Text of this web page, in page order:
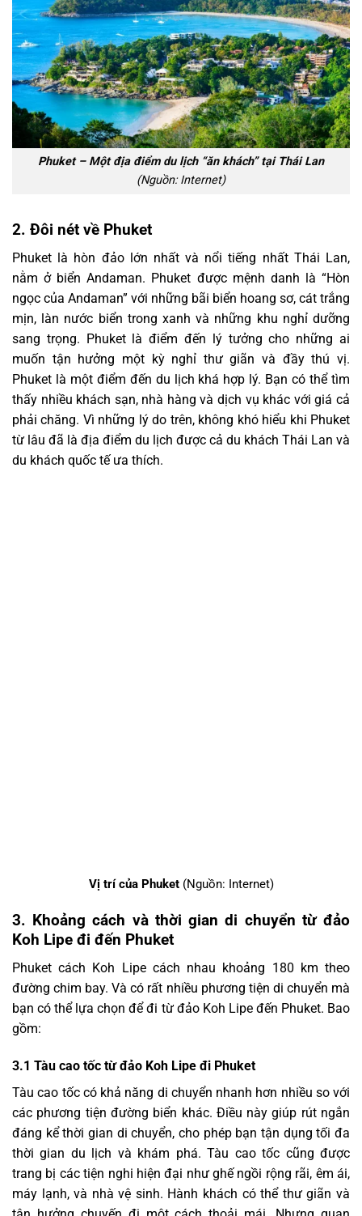
Phuket – Một địa điểm du lịch “ăn khách” tại Thái Lan
(Nguồn: Internet)
2. Đôi nét về Phuket
Phuket là hòn đảo lớn nhất và nổi tiếng nhất Thái Lan,
nằm ở biển Andaman. Phuket được mệnh danh là “Hòn
ngọc của Andaman” với những bãi biển hoang sơ, cát trắng
mịn, làn nước biển trong xanh và những khu nghỉ dưỡng
sang trọng. Phuket là điểm đến lý tưởng cho những ai
muốn tận hưởng một kỳ nghỉ thư giãn và đầy thú vị.
Phuket là một điểm đến du lịch khá hợp lý. Bạn có thể tìm
thấy nhiều khách sạn, nhà hàng và dịch vụ khác với giá cả
phải chăng. Vì những lý do trên, không khó hiểu khi Phuket
từ lâu đã là địa điểm du lịch được cả du khách Thái Lan và
du khách quốc tế ưa thích.
Vị trí của Phuket (Nguồn: Internet)
3. Khoảng cách và thời gian di chuyển từ đảo
Koh Lipe đi đến Phuket
Phuket cách Koh Lipe cách nhau khoảng 180 km theo
đường chim bay. Và có rất nhiều phương tiện di chuyển mà
bạn có thể lựa chọn để đi từ đảo Koh Lipe đến Phuket. Bao
gồm:
3.1 Tàu cao tốc từ đảo Koh Lipe đi Phuket
Tàu cao tốc có khả năng di chuyển nhanh hơn nhiều so với
các phương tiện đường biển khác. Điều này giúp rút ngắn
đáng kể thời gian di chuyển, cho phép bạn tận dụng tối đa
thời gian du lịch và khám phá. Tàu cao tốc cũng được
trang bị các tiện nghi hiện đại như ghế ngồi rộng rãi, êm ái,
máy lạnh, và nhà vệ sinh. Hành khách có thể thư giãn và